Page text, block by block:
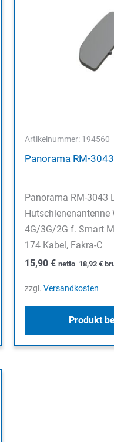
Artikelnummer: 194560
Panorama RM-3043
Panorama RM-3043
Hutschienenantenne
4G/3G/2G f. Smart
174 Kabel, Fakra-C
15,90 € netto 18,92 €
zzgl. Versandkosten
Produkt